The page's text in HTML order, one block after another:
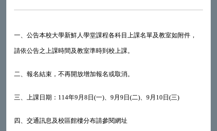
一、公告本校大學新鮮人學堂課程各科目上課名單及教室如附件，
請依公告之上課時間及教室準時到校上課。
二、報名結束，不再開放增加報名或取消。
三、上課日期：114年9月8日(一)、9月9日(二)、9月10日(三)
四、交通訊息及校區館樓分布請參閱網址